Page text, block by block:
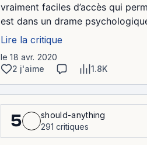
vraiment faciles d’accès qui
est dans un drame
Lire la critique
le 18 avr. 2020
2 j'aime
1.8K
5
should-anything
291 critiques